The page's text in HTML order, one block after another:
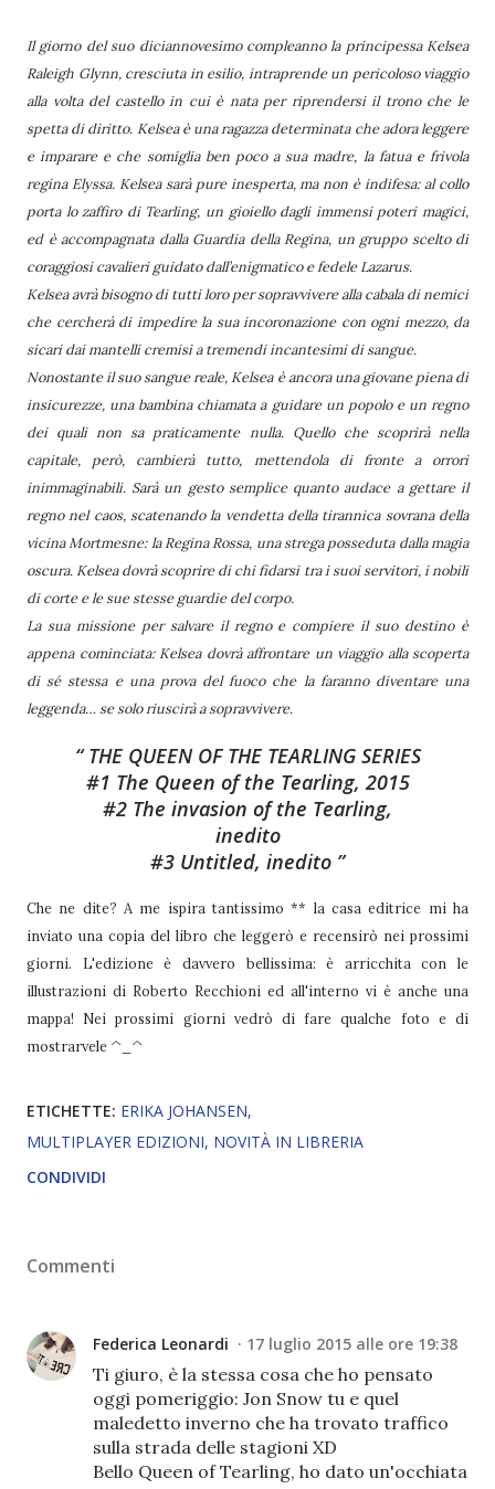
Il giorno del suo diciannovesimo compleanno la principessa Kelsea
Raleigh Glynn, cresciuta in esilio, intraprende un pericoloso viaggio
alla volta del castello in cui è nata per riprendersi il trono che le
spetta di diritto. Kelsea è una ragazza determinata che adora leggere
e imparare e che somiglia ben poco a sua madre, la fatua e frivola
regina Elyssa. Kelsea sarà pure inesperta, ma non è indifesa: al collo
porta lo zaffiro di Tearling, un gioiello dagli immensi poteri magici,
ed è accompagnata dalla Guardia della Regina, un gruppo scelto di
coraggiosi cavalieri guidato dall’enigmatico e fedele Lazarus.
Kelsea avrà bisogno di tutti loro per sopravvivere alla cabala di nemici
che cercherà di impedire la sua incoronazione con ogni mezzo, da
sicari dai mantelli cremisi a tremendi incantesimi di sangue.
Nonostante il suo sangue reale, Kelsea è ancora una giovane piena di
insicurezze, una bambina chiamata a guidare un popolo e un regno
dei quali non sa praticamente nulla. Quello che scoprirà nella
capitale, però, cambierà tutto, mettendola di fronte a orrori
inimmaginabili. Sarà un gesto semplice quanto audace a gettare il
regno nel caos, scatenando la vendetta della tirannica sovrana della
vicina Mortmesne: la Regina Rossa, una strega posseduta dalla magia
oscura. Kelsea dovrà scoprire di chi fidarsi tra i suoi servitori, i nobili
di corte e le sue stesse guardie del corpo.
La sua missione per salvare il regno e compiere il suo destino è
appena cominciata: Kelsea dovrà affrontare un viaggio alla scoperta
di sé stessa e una prova del fuoco che la faranno diventare una
leggenda… se solo riuscirà a sopravvivere.
THE QUEEN OF THE TEARLING SERIES
#1 The Queen of the Tearling, 2015
#2 The invasion of the Tearling,
inedito
#3 Untitled, inedito
Che ne dite? A me ispira tantissimo ** la casa editrice mi ha
inviato una copia del libro che leggerò e recensirò nei prossimi
giorni. L'edizione è davvero bellissima: è arricchita con le
illustrazioni di Roberto Recchioni ed all'interno vi è anche una
mappa! Nei prossimi giorni vedrò di fare qualche foto e di
mostrarvele ^_^
ETICHETTE: ERIKA JOHANSEN
MULTIPLAYER EDIZIONI NOVITÀ IN LIBRERIA
CONDIVIDI
Commenti
Federica Leonardi 17 luglio 2015 alle ore 19:38
Ti giuro, è la stessa cosa che ho pensato
oggi pomeriggio: Jon Snow tu e quel
maledetto inverno che ha trovato traffico
sulla strada delle stagioni XD
Bello Queen of Tearling, ho dato un'occhiata